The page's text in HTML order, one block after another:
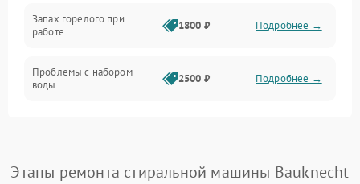
Запах горелого при
работе
1800 ₽ Подробнее →
Проблемы с набором
воды
2500 ₽ Подробнее →
2200 ₽ Подробнее →
Этапы ремонта стиральной машины Bauknecht